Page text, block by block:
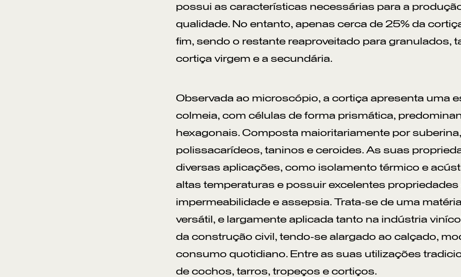
possui as características necessárias para a
qualidade. No entanto, apenas cerca de 25% da
fim, sendo o restante reaproveitado para granulados,
cortiça virgem e a secundária.
Observada ao microscópio, a cortiça apresenta uma
colmeia, com células de forma prismática,
hexagonais. Composta maioritariamente por
polissacarídeos, taninos e ceroides. As suas
diversas aplicações, como isolamento térmico e
altas temperaturas e possuir excelentes propriedades
impermeabilidade e assepsia. Trata-se de uma
versátil, e largamente aplicada tanto na indústria
da construção civil, tendo-se alargado ao calçado,
consumo quotidiano. Entre as suas utilizações
de cochos, tarros, tropeços e cortiços.